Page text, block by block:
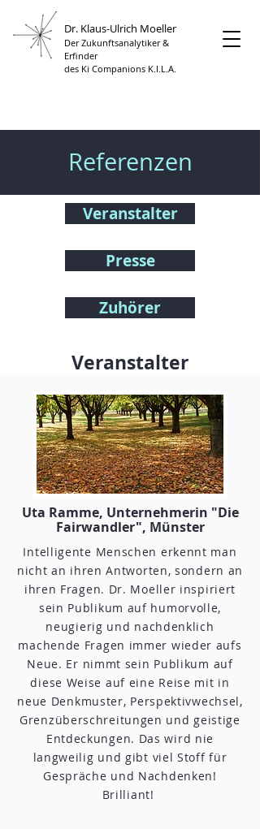
Dr. Klaus-Ulrich Moeller
Der Zukunftsanalytiker &
Erfinder
des Ki Companions K.I.L.A.
Referenzen
Veranstalter
Presse
Zuhörer
Veranstalter
Uta Ramme, Unternehmerin "Die
Fairwandler", Münster
Intelligente Menschen erkennt man
nicht an ihren Antworten, sondern an
ihren Fragen. Dr. Moeller inspiriert
sein Publikum auf humorvolle,
neugierig und nachdenklich
machende Fragen immer wieder aufs
Neue. Er nimmt sein Publikum auf
diese Weise auf eine Reise mit in
neue Denkmuster, Perspektivwechsel,
Grenzüberschreitungen und geistige
Entdeckungen. Das wird nie
langweilig und gibt viel Stoff für
Gespräche und Nachdenken!
Brilliant!